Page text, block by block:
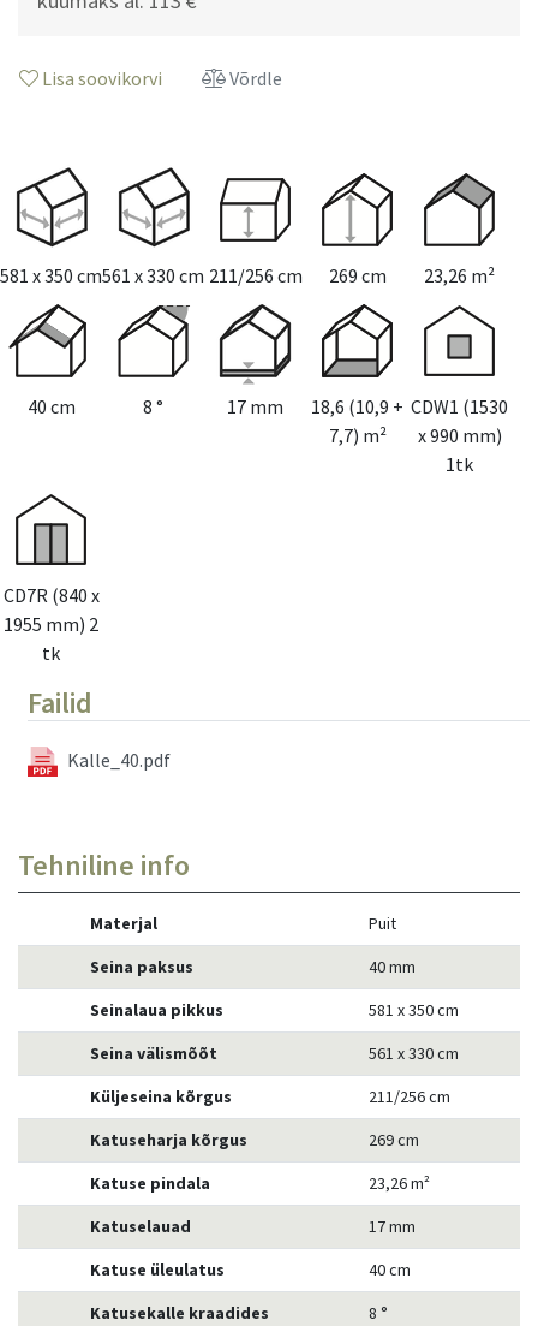
Pruun (10 L)(+106€)
Punane (10 L)
(+106€)
Värvimine
Kahekordne värvimine(+1025€)
Juurde sobivad terrassid
600 x 600 cm(+1001€)
600 x 700 cm
(+1088€)
700 x 700 cm(+1220€)
Lisa soovikorvi Võrdle
581 x 350 cm561 x 330 cm 211/256 cm 269 cm 23,26 m²
40 cm 8 ° 17 mm
18,6 (10,9 +
7,7) m²
CDW1 (1530
x 990 mm)
1tk
CD7R (840 x
1955 mm) 2
tk
Failid
Kalle_40.pdf
Tehniline info
Materjal
Puit
Seina paksus
40 mm
Seinalaua pikkus
581 x 350 cm
Seina välismõõt
561 x 330 cm
Küljeseina kõrgus
211/256 cm
Katuseharja kõrgus
269 cm
Katuse pindala
23,26 m²
Katuselauad
17 mm
Katuse üleulatus
40 cm
Katusekalle kraadides
8 °